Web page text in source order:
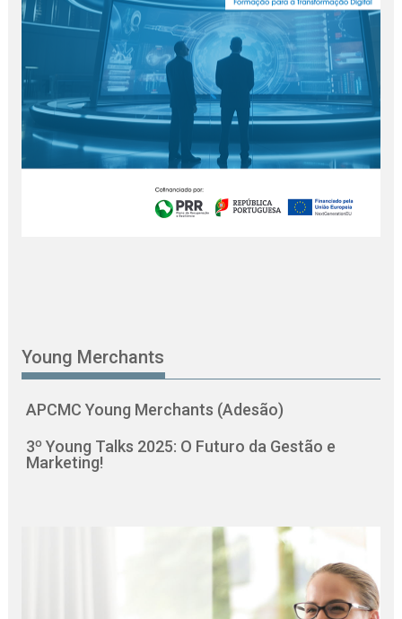
Young Merchants
APCMC Young Merchants (Adesão)
3º Young Talks 2025: O Futuro da Gestão e
Marketing!